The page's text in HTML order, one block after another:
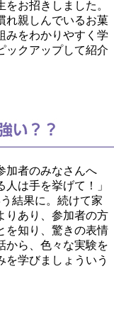
お招きしました。
れ親しんでいるお菓
みをわかりやすく学
ックアップして紹介
加者のみなさんへ
人は手を挙げて！」
結果に。続けて家
りあり、参加者の方
を知り、驚きの表情
から、色々な実験を
を学びましょういう